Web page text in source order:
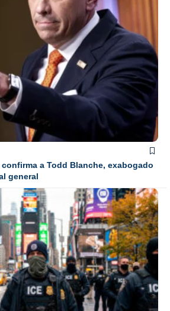
confirma a Todd Blanche, exabogado
general